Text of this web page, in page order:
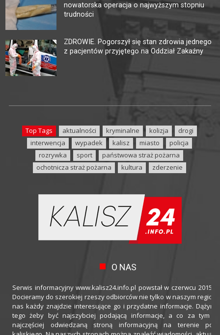
nowatorska operacja o najwyższym stopniu
trudności
ZDROWIE. Pogorszył się stan zdrowia jednego
z pacjentów przyjętego na Oddział Zakaźny
Top Tags aktualności kryminalne kolizja
drogi
interwencja
wypadek kalisz miasto
policja
rozrywka
sport
państwowa straż pożarna
ochotnicza straż pożarna
kultura zderzenie
O NAS
Serwis informacyjny www.kalisz24.info.pl powstał w czerwcu 2015
Docieramy do szerokiej rzeszy odbiorców nie tylko w naszym
nas każdy znajdzie interesujące go i przydatne informacje.
tego żeby być najszybciej podającą informacje, a co za tym
najczęściej odwiedzaną stroną informacyjną na terenie